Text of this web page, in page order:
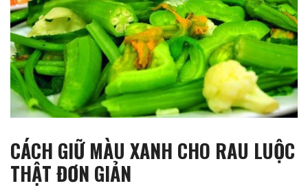
CÁCH GIỮ MÀU XANH CHO RAU LUỘC
THẬT ĐƠN GIẢN